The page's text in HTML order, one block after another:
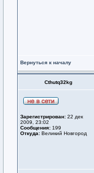
Вернуться к началу
Cthutq32kg
Зарегистрирован: 22 дек
2009, 23:02
Сообщения: 199
Откуда: Великий Новгород